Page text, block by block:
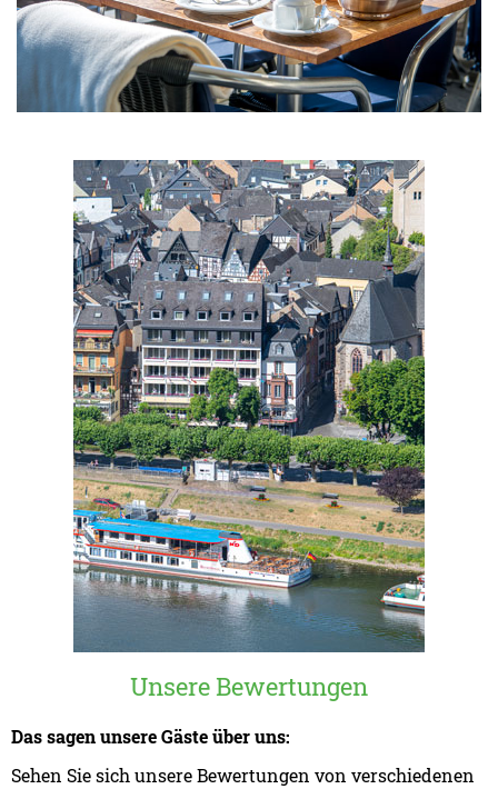
Unsere Bewertungen
Das sagen unsere Gäste über uns:
Sehen Sie sich unsere Bewertungen von verschiedenen